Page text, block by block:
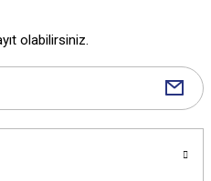
olmalı.
olabilirsiniz.